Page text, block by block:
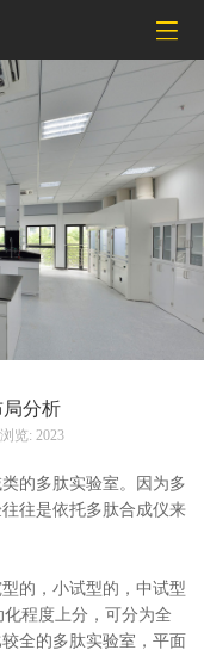
分析
览: 2023
的多肽实验室。因为多
往是依托多肽合成仪来
的，小试型的，中试型
程度上分，可分为全
全的多肽实验室，平面